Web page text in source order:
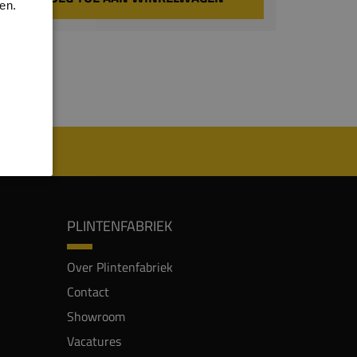
PLINTENFABRIEK
Over Plintenfabriek
Contact
Showroom
Vacatures